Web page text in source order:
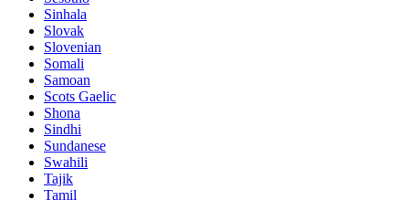
Sinhala
Slovak
Slovenian
Somali
Samoan
Scots Gaelic
Shona
Sindhi
Sundanese
Swahili
Tajik
Tamil